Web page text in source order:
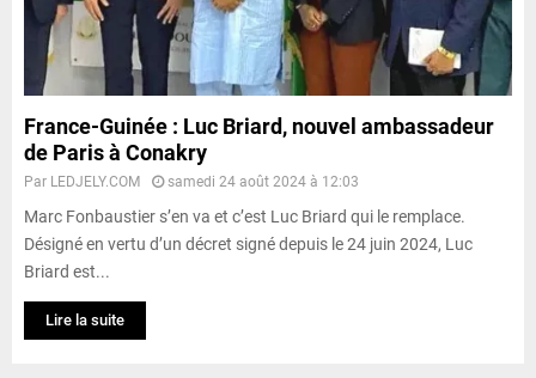
France-Guinée : Luc Briard, nouvel ambassadeur
de Paris à Conakry
Par LEDJELY.COM samedi 24 août 2024 à 12:03
Marc Fonbaustier s’en va et c’est Luc Briard qui le remplace.
Désigné en vertu d’un décret signé depuis le 24 juin 2024, Luc
Briard est...
Lire la suite